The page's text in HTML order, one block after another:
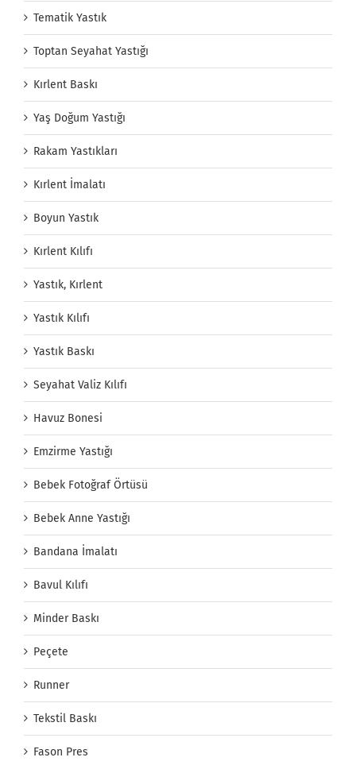
Tematik Yastık
Toptan Seyahat Yastığı
Kırlent Baskı
Yaş Doğum Yastığı
Rakam Yastıkları
Kırlent İmalatı
Boyun Yastık
Kırlent Kılıfı
Yastık, Kırlent
Yastık Kılıfı
Yastık Baskı
Seyahat Valiz Kılıfı
Havuz Bonesi
Emzirme Yastığı
Bebek Fotoğraf Örtüsü
Bebek Anne Yastığı
Bandana İmalatı
Bavul Kılıfı
Minder Baskı
Peçete
Runner
Tekstil Baskı
Fason Pres